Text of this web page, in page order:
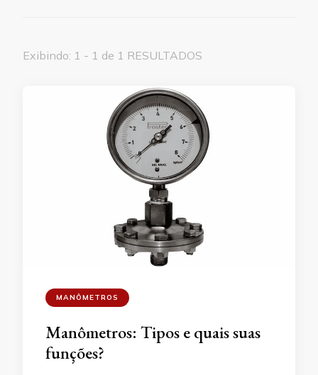
Exibindo: 1 - 1 de 1 RESULTADOS
MANÔMETROS
Manômetros: Tipos e quais suas
funções?